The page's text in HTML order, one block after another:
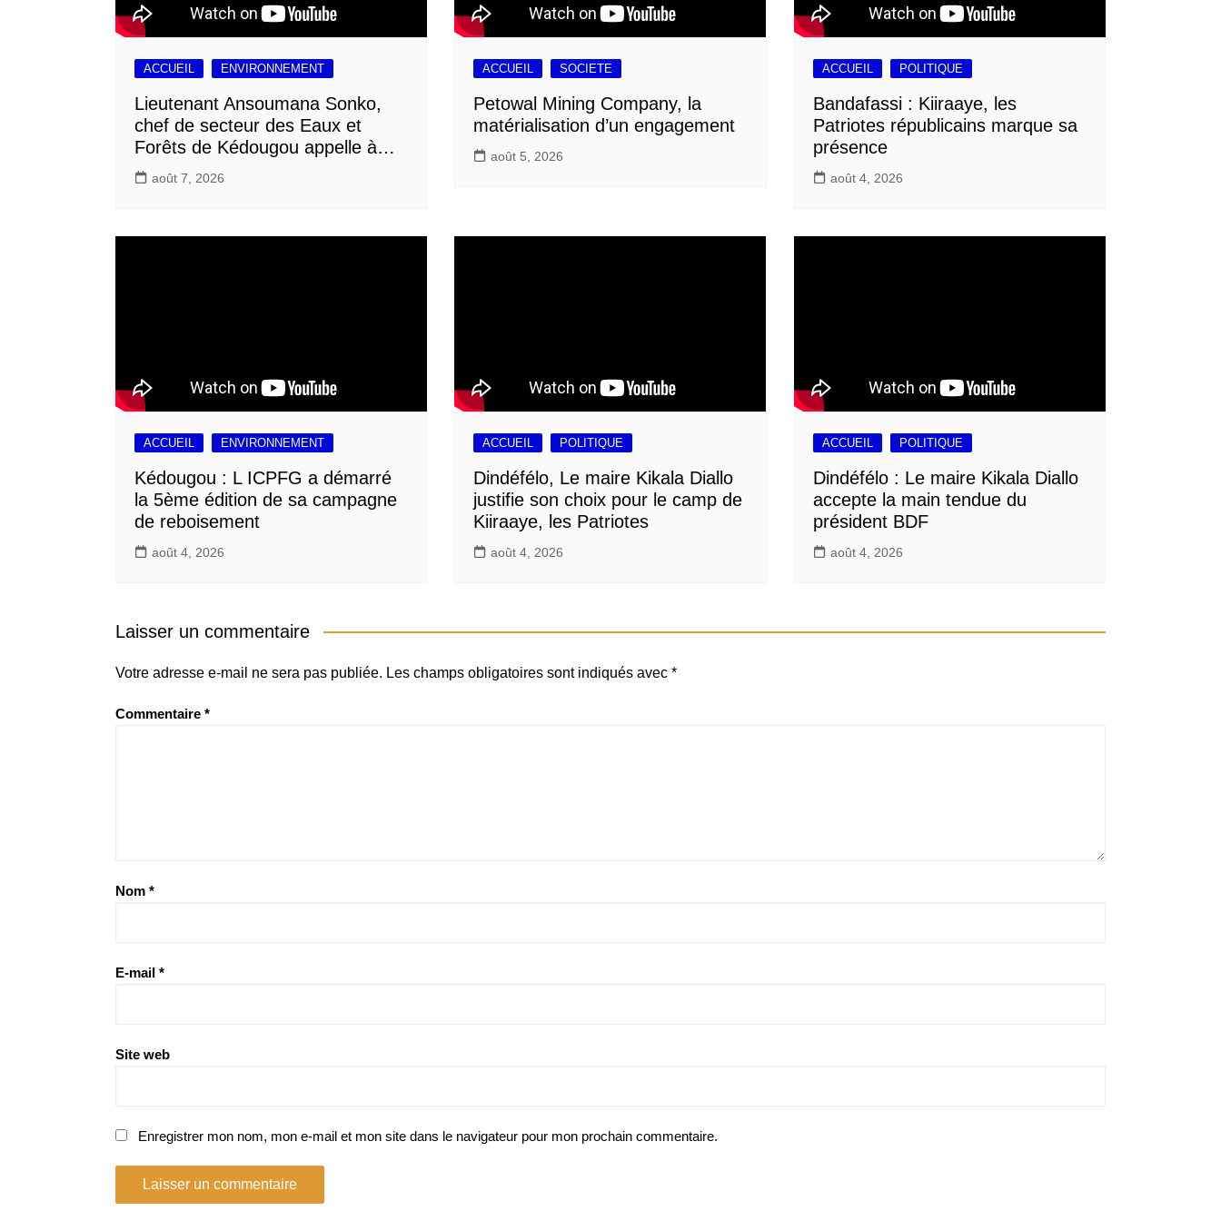
ACCUEIL ENVIRONNEMENT
Lieutenant Ansoumana Sonko,
chef de secteur des Eaux et
Forêts de Kédougou appelle à…
août 7, 2026
ACCUEIL SOCIETE
Petowal Mining Company, la
matérialisation d’un engagement
août 5, 2026
ACCUEIL POLITIQUE
Bandafassi : Kiiraaye, les
Patriotes républicains marque sa
présence
août 4, 2026
ACCUEIL ENVIRONNEMENT
Kédougou : L ICPFG a démarré
la 5ème édition de sa campagne
de reboisement
août 4, 2026
ACCUEIL POLITIQUE
Dindéfélo, Le maire Kikala Diallo
justifie son choix pour le camp de
Kiiraaye, les Patriotes
août 4, 2026
ACCUEIL POLITIQUE
Dindéfélo : Le maire Kikala Diallo
accepte la main tendue du
président BDF
août 4, 2026
Laisser un commentaire
Votre adresse e-mail ne sera pas publiée. Les champs obligatoires sont indiqués avec *
Commentaire *
Nom *
E-mail *
Site web
Enregistrer mon nom, mon e-mail et mon site dans le navigateur pour mon prochain commentaire.